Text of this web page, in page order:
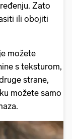
Zato
ili obojiti
možete
s teksturom,
strane,
možete samo